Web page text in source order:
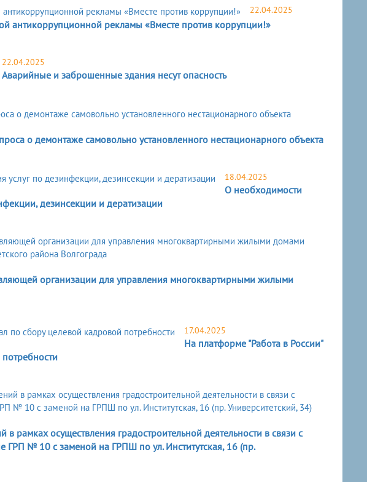
22.04.2025
антикоррупционной рекламы «Вместе против коррупции!»
22.04.2025
Аварийные и заброшенные здания несут опасность
о демонтаже самовольно установленного нестационарного объекта
18.04.2025
О необходимости
дезинсекции и дератизации
организации для управления многоквартирными жилыми
17.04.2025
На платформе "Работа в России"
рамках осуществления градостроительной деятельности в связи с
ГРП № 10 с заменой на ГРПШ по ул. Институтская, 16 (пр.